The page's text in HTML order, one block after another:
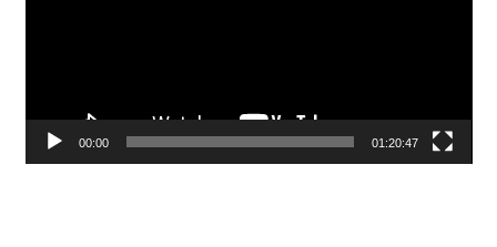
d
00:00 01:20:47